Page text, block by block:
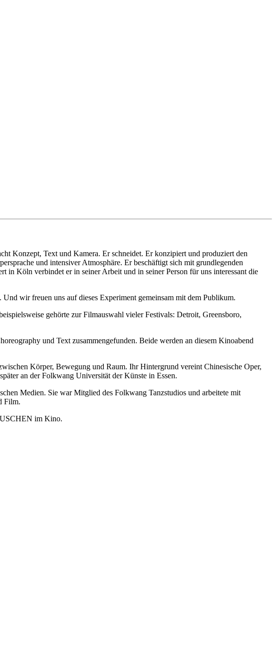
Konzept, Text und Kamera. Er schneidet. Er konzipiert und produziert den
und intensiver Atmosphäre. Er beschäftigt sich mit grundlegenden
in Köln verbindet er in seiner Arbeit und in seiner Person für uns interessant die
wir freuen uns auf dieses Experiment gemeinsam mit dem Publikum.
gehörte zur Filmauswahl vieler Festivals: Detroit, Greensboro,
und Text zusammengefunden. Beide werden an diesem Kinoabend
Körper, Bewegung und Raum. Ihr Hintergrund vereint Chinesische Oper,
an der Folkwang Universität der Künste in Essen.
Medien. Sie war Mitglied des Folkwang Tanzstudios und arbeitete mit
Film.
im Kino.